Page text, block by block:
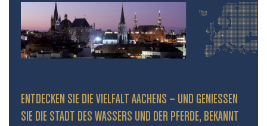
ENTDECKEN SIE DIE VIELFALT AACHENS – UND GENIESSEN S
IE DIE STADT DES WASSERS UND DER PFERDE, BEKANNT D